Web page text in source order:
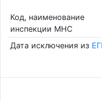
Код, наименование
инспекции МНС
Дата исключения из